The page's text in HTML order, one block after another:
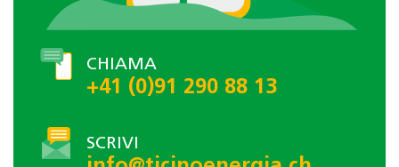
CHIAMA
+41 (0)91 290 88 13
SCRIVI